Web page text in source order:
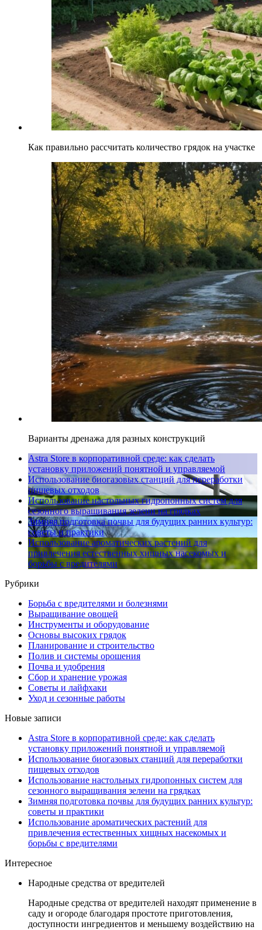
Как правильно рассчитать количество грядок на участке
Варианты дренажа для разных конструкций
Astra Store в корпоративной среде: как сделать
установку приложений понятной и управляемой
Использование биогазовых станций для переработки
пищевых отходов
Использование настольных гидропонных систем для
сезонного выращивания зелени на грядках
Зимняя подготовка почвы для будущих ранних культур:
советы и практики
Использование ароматических растений для
привлечения естественных хищных насекомых и
борьбы с вредителями
Рубрики
Борьба с вредителями и болезнями
Выращивание овощей
Инструменты и оборудование
Основы высоких грядок
Планирование и строительство
Полив и системы орошения
Почва и удобрения
Сбор и хранение урожая
Советы и лайфхаки
Уход и сезонные работы
Новые записи
Astra Store в корпоративной среде: как сделать
установку приложений понятной и управляемой
Использование биогазовых станций для переработки
пищевых отходов
Использование настольных гидропонных систем для
сезонного выращивания зелени на грядках
Зимняя подготовка почвы для будущих ранних культур:
советы и практики
Использование ароматических растений для
привлечения естественных хищных насекомых и
борьбы с вредителями
Интересное
Народные средства от вредителей
Народные средства от вредителей находят применение в
саду и огороде благодаря простоте приготовления,
доступности ингредиентов и меньшему воздействию на